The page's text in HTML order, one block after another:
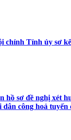
chính Tỉnh ủy sơ
hồ sơ đề nghị xét
công hoả tuyến